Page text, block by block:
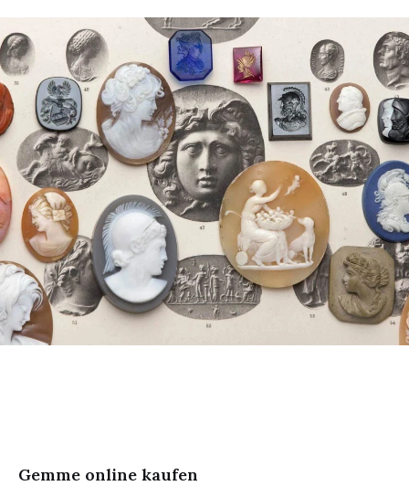
Gemme online kaufen